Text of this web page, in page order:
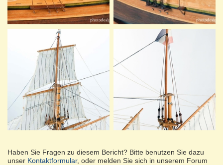
Haben Sie Fragen zu diesem Bericht? Bitte benutzen Sie dazu
unser Kontaktformular, oder melden Sie sich in unserem Forum